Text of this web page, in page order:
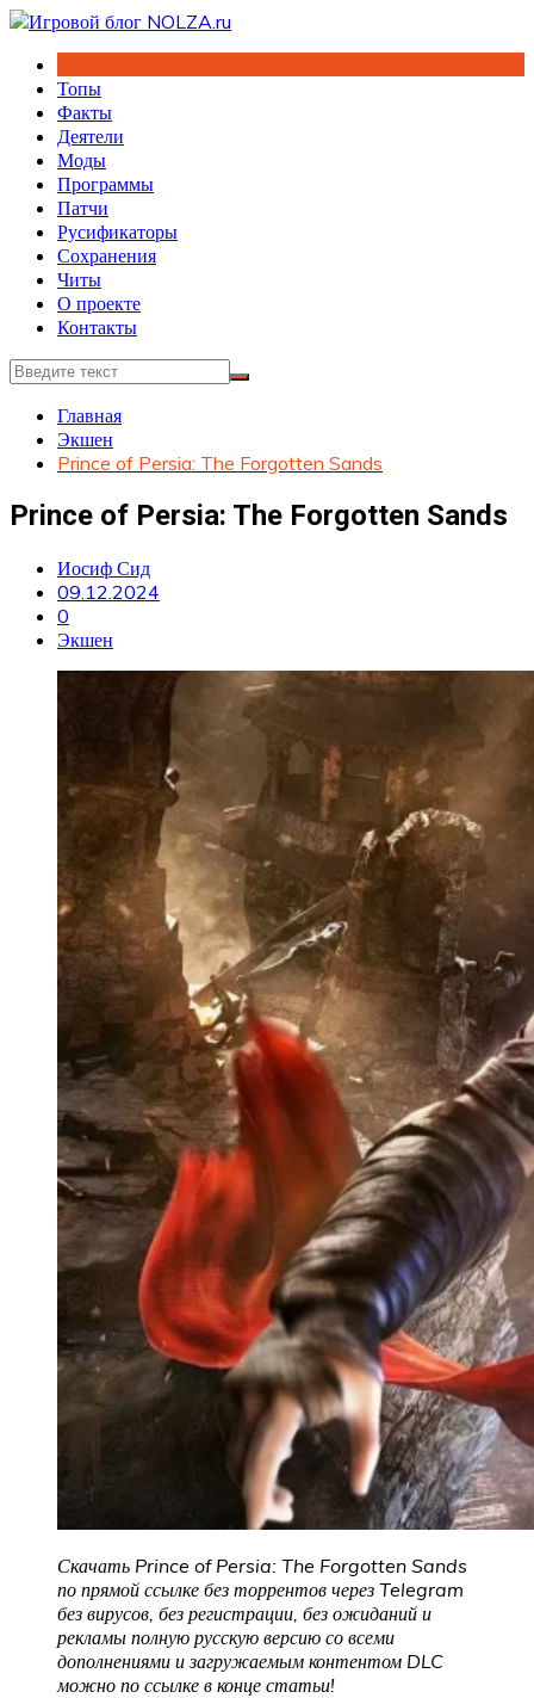
Перейти
содержимому
Топы
Факты
Деятели
Моды
Программы
Патчи
Русификаторы
Сохранения
Читы
О проекте
Контакты
Главная
Экшен
Prince of Persia: The Forgotten Sands
Prince of Persia: The Forgotten Sands
Иосиф Сид
09.12.2024
0
Экшен
Скачать Prince of Persia: The Forgotten Sands
по прямой ссылке без торрентов через Telegram
без вирусов, без регистрации, без ожиданий и
рекламы полную русскую версию со всеми
дополнениями и загружаемым контентом DLC
можно по ссылке в конце статьи!